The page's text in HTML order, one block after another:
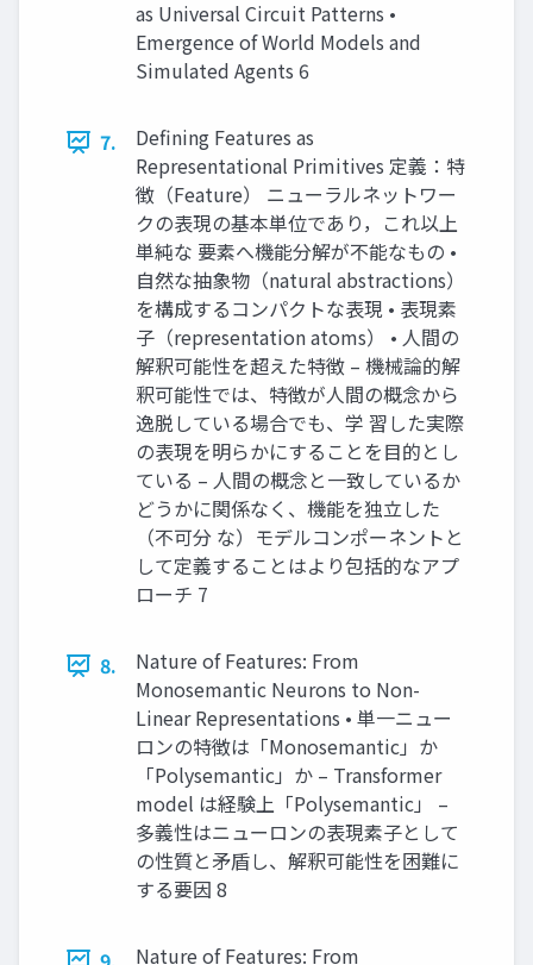
as Universal Circuit Patterns •
Emergence of World Models and
Simulated Agents 6
7.
Defining Features as
Representational Primitives 定義：特
徴（Feature） ニューラルネットワー
クの表現の基本単位であり，これ以上
単純な 要素へ機能分解が不能なもの •
自然な抽象物（natural abstractions）
を構成するコンパクトな表現 • 表現素
子（representation atoms） • 人間の
解釈可能性を超えた特徴 – 機械論的解
釈可能性では、特徴が人間の概念から
逸脱している場合でも、学 習した実際
の表現を明らかにすることを目的とし
ている – 人間の概念と一致しているか
どうかに関係なく、機能を独立した
（不可分 な）モデルコンポーネントと
して定義することはより包括的なアプ
ローチ 7
8.
Nature of Features: From
Monosemantic Neurons to Non-
Linear Representations • 単一ニュー
ロンの特徴は「Monosemantic」か
「Polysemantic」か – Transformer
model は経験上「Polysemantic」 –
多義性はニューロンの表現素子として
の性質と矛盾し、解釈可能性を困難に
する要因 8
Nature of Features: From